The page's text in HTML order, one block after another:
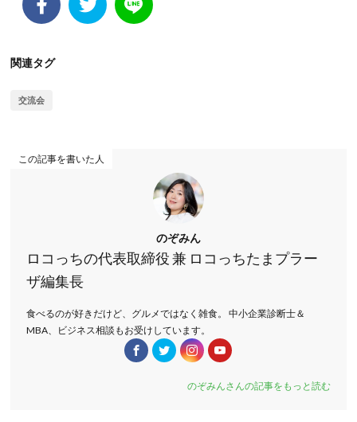
関連タグ
交流会
この記事を書いた人
のぞみん
ロコっちの代表取締役 兼 ロコっちたまプラー
ザ編集長
食べるのが好きだけど、グルメではなく雑食。 中小企業診断士＆
MBA、ビジネス相談もお受けしています。
のぞみんさんの記事をもっと読む